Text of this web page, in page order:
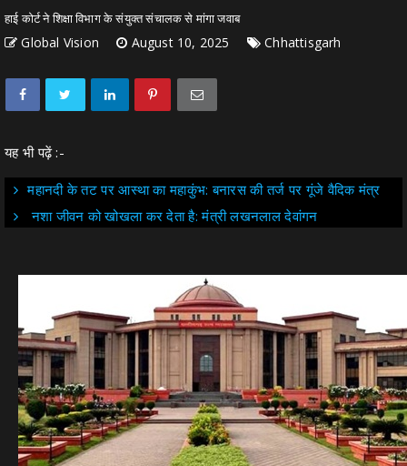
हाई कोर्ट ने शिक्षा विभाग के संयुक्त संचालक से मांगा जवाब
Global Vision August 10, 2025 Chhattisgarh
यह भी पढ़ें :-
महानदी के तट पर आस्था का महाकुंभ: बनारस की तर्ज पर गूंजे वैदिक मंत्र
नशा जीवन को खोखला कर देता है: मंत्री लखनलाल देवांगन